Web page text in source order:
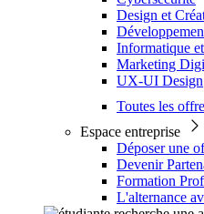
Design et
Informatique
Marketing
UX-UI Design
Toutes les
Espace entreprise
Déposer une
Devenir
Formation
L'alternance